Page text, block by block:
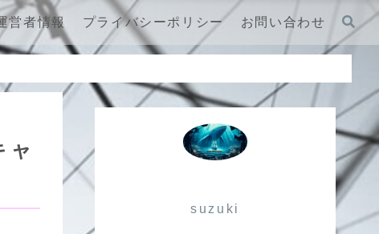
営者情報 プライバシーポリシー お問い合わせ
ャ
suzuki